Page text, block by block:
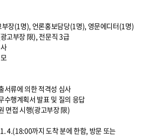
부장(1명), 언론홍보담당(1명), 영문에디터(1명)
고부장 限), 전문직 3급
서류에 의한 적격성 심사
수행계획서 발표 및 질의 응답
면접 시행(광고부장 限)
4.(18:00까지 도착 분에 한함, 방문 또는